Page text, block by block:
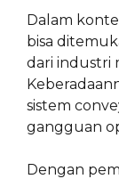
Dalam
bisa
dari industri
sistem
gangguan
Dengan